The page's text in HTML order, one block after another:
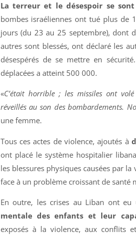
La terreur et le désespoir se
bombes israéliennes ont tué plus de
jours (du 23 au 25 septembre), dont
autres sont blessés, ont déclaré les
désespérés de se mettre en
déplacées a atteint 500 000.
«C’était horrible ; les missiles ont
réveillés au son des bombardements.
une femme.
Tous ces actes de violence, ajoutés à
ont placé le système hospitalier
les blessures physiques causées par
face à un problème croissant de santé
En outre, les crises au Liban ont eu
mentale des enfants et leur
exposés à la violence, aux conflits